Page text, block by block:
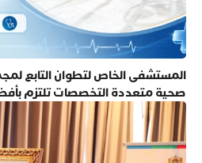
المستشفى الخاص لتطوان التابع
صحية متعددة التخصصات تلتزم